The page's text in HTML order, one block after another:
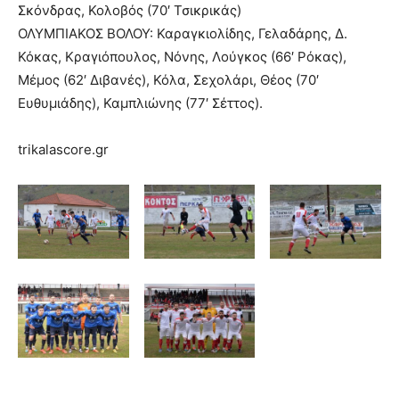
Σκόνδρας, Κολοβός (70′ Τσικρικάς)
ΟΛΥΜΠΙΑΚΟΣ ΒΟΛΟΥ: Καραγκιολίδης, Γελαδάρης, Δ.
Κόκας, Κραγιόπουλος, Νόνης, Λούγκος (66′ Ρόκας),
Μέμος (62′ Διβανές), Κόλα, Σεχολάρι, Θέος (70′
Ευθυμιάδης), Καμπλιώνης (77′ Σέττος).
trikalascore.gr